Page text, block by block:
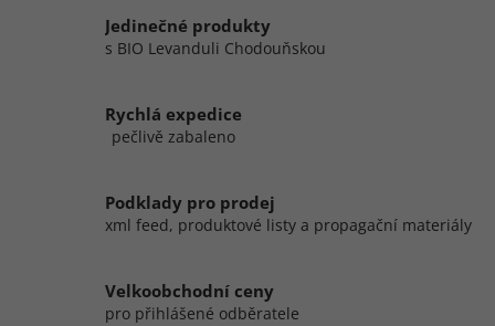
Jedinečné produkty
s BIO Levanduli Chodouňskou
Rychlá expedice
pečlivě zabaleno
Podklady pro prodej
xml feed, produktové listy a propagační materiály
Velkoobchodní ceny
pro přihlášené odběratele